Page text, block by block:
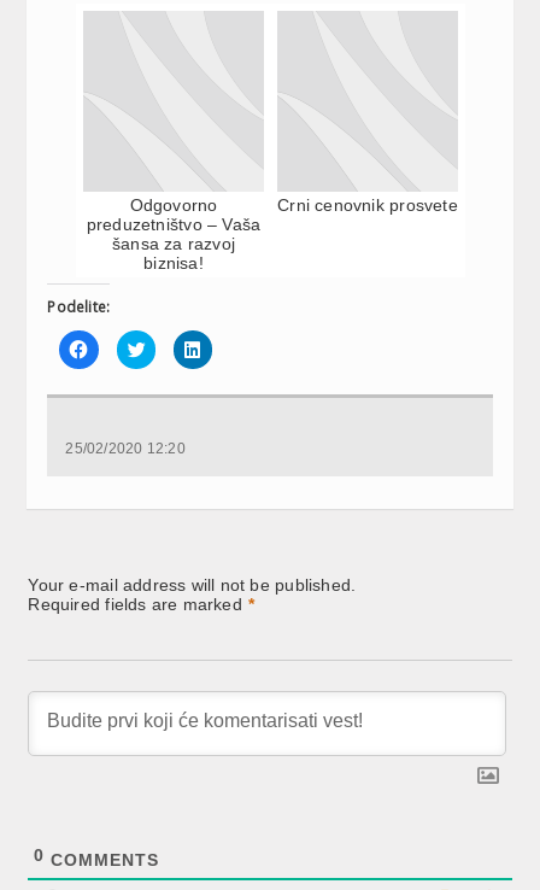
Odgovorno
preduzetništvo – Vaša
šansa za razvoj
biznisa!
Crni cenovnik prosvete
Podelite:
Click
to
share
Facebook
new
Click
to
share
Twitter
new
Click
to
LinkedIn
25/02/2020 12:20
Your e-mail address will not be published.
Required fields are marked *
0 COMMENTS